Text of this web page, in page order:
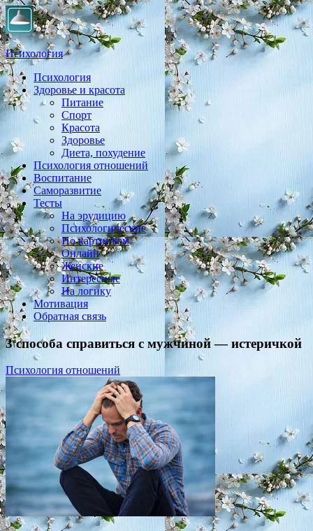
Психология
Практическая психология, личностный рост, экология,
здоровье, воспитание,
Психология
Здоровье и красота
Питание
Спорт
Красота
Здоровье
Диета, похудение
Психология отношений
Воспитание
Саморазвитие
Тесты
На эрудицию
Психологические
По картинкам
Онлайн
Женские
Интересные
На логику
Мотивация
Обратная связь
3 способа справиться с мужчиной — истеричкой
Психология отношений